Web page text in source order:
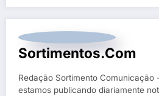
Sortimentos.com
Redação Sortimento Comunicação
estamos publicando diariamente